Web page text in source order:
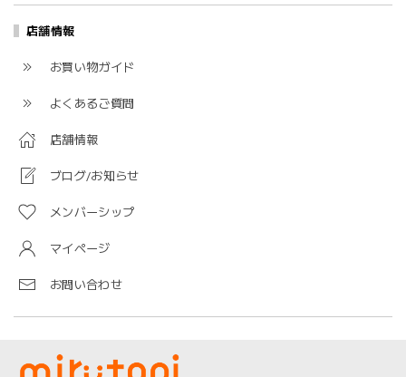
店舗情報
お買い物ガイド
よくあるご質問
店舗情報
ブログ/お知らせ
メンバーシップ
マイページ
お問い合わせ